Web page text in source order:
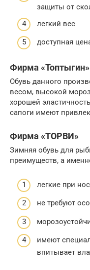
защиты от
легкий вес
доступная
Фирма «Топтыгин»
Обувь данного
весом, высокой
хорошей
сапоги имеют
Фирма «ТОРВИ»
Зимняя обувь для
преимуществ, а
легкие при
не требуют
имеют
впитывает